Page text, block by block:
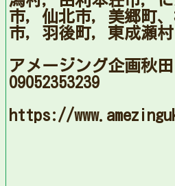
市，仙北市，美郷町
市，羽後町，東成瀬村
アメージング企画秋田
09052353239
https://